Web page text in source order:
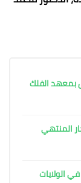
بمعهد الفلك
المنتهي
الولايات